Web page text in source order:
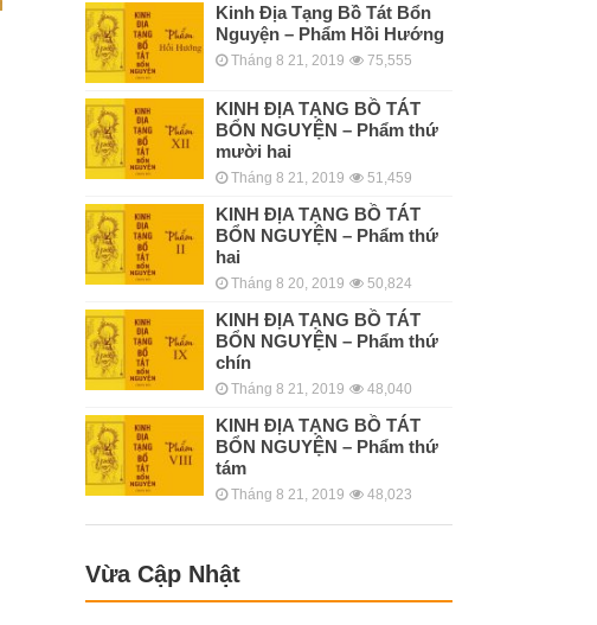
Kinh Địa Tạng Bồ Tát Bổn
Nguyện – Phẩm Hồi Hướng
Tháng 8 21, 2019 75,555
KINH ÐỊA TẠNG BỒ TÁT
BỔN NGUYỆN – Phẩm thứ
mười hai
Tháng 8 21, 2019 51,459
KINH ÐỊA TẠNG BỒ TÁT
BỔN NGUYỆN – Phẩm thứ
hai
Tháng 8 20, 2019 50,824
KINH ÐỊA TẠNG BỒ TÁT
BỔN NGUYỆN – Phẩm thứ
chín
Tháng 8 21, 2019 48,040
KINH ÐỊA TẠNG BỒ TÁT
BỔN NGUYỆN – Phẩm thứ
tám
Tháng 8 21, 2019 48,023
Vừa Cập Nhật